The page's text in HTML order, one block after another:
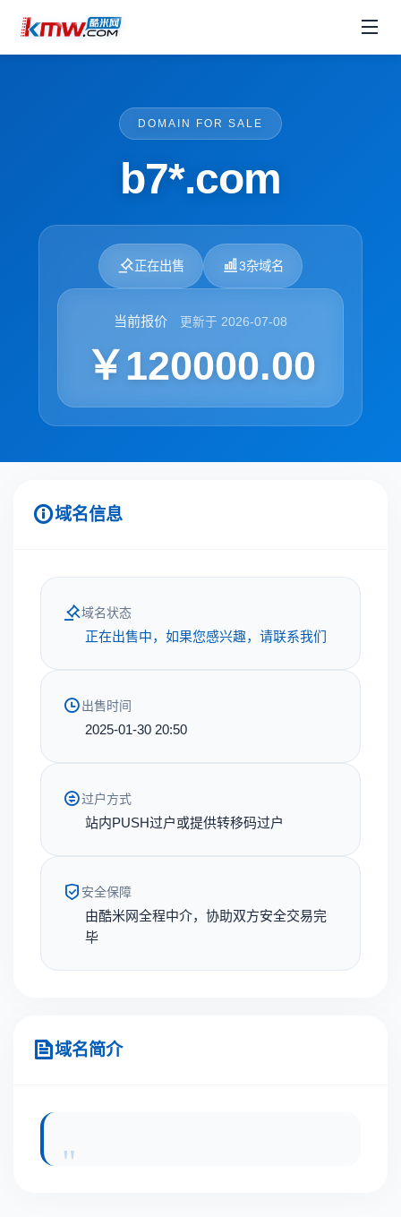
DOMAIN FOR SALE
b7*.com
正在出售 3杂域名
当前报价 更新于 2026-07-08
￥120000.00
域名信息
域名状态
正在出售中，如果您感兴趣，请联系我们
出售时间
2025-01-30 20:50
过户方式
站内PUSH过户或提供转移码过户
安全保障
由酷米网全程中介，协助双方安全交易完
毕
域名简介